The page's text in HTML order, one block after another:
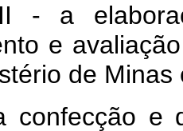
e
de Minas
e